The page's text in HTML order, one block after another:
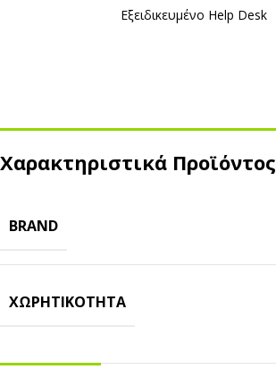
Εξειδικευμένο Ηelp Desk
Χαρακτηριστικά Προϊόντος
BRAND
ΧΩΡΗΤΙΚΌΤΗΤΑ